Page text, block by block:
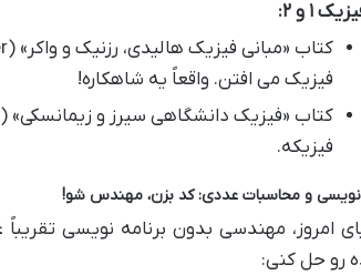
۱ و ۲:
فیزیک می افتن. واقعاً یه شاهکاره!
فیزیکه.
نویسی و محاسبات عددی: کد بزن، مهندس شو!
امروز، مهندسی بدون برنامه نویسی
رو حل کنی: